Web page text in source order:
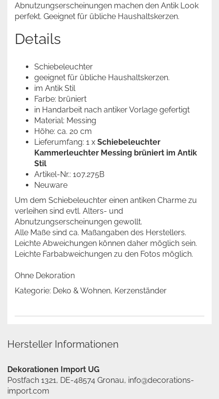
Abnutzungserscheinungen machen den Antik Look
perfekt. Geeignet für übliche Haushaltskerzen.
Details
Schiebeleuchter
geeignet für übliche Haushaltskerzen.
im Antik Stil
Farbe: brüniert
in Handarbeit nach antiker Vorlage gefertigt
Material: Messing
Höhe: ca. 20 cm
Lieferumfang: 1 x Schiebeleuchter
Kammerleuchter Messing brüniert im Antik
Stil
Artikel-Nr.: 107.275B
Neuware
Um dem Schiebeleuchter einen antiken Charme zu
verleihen sind evtl. Alters- und
Abnutzungserscheinungen gewollt.
Alle Maße sind ca. Maßangaben des Herstellers.
Leichte Abweichungen können daher möglich sein.
Leichte Farbabweichungen zu den Fotos möglich.
Ohne Dekoration
Kategorie: Deko & Wohnen, Kerzenständer
Hersteller Informationen
Dekorationen Import UG
Postfach 1321, DE-48574 Gronau, info@decorations-
import.com